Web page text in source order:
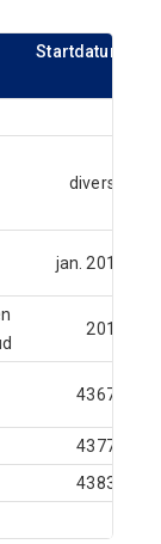
Startdatum
diverse
jan. 2017
2018
43678
43770
43831